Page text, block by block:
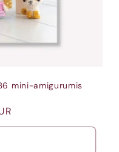
mini-amigurumis